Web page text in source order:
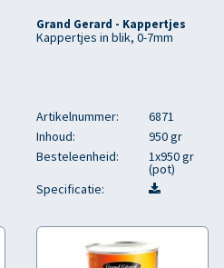
Grand Gerard - Kappertjes
Kappertjes in blik, 0-7mm
Artikelnummer:
6871
Inhoud:
950 gr
Besteleenheid:
1x950 gr
(pot)
Specificatie: